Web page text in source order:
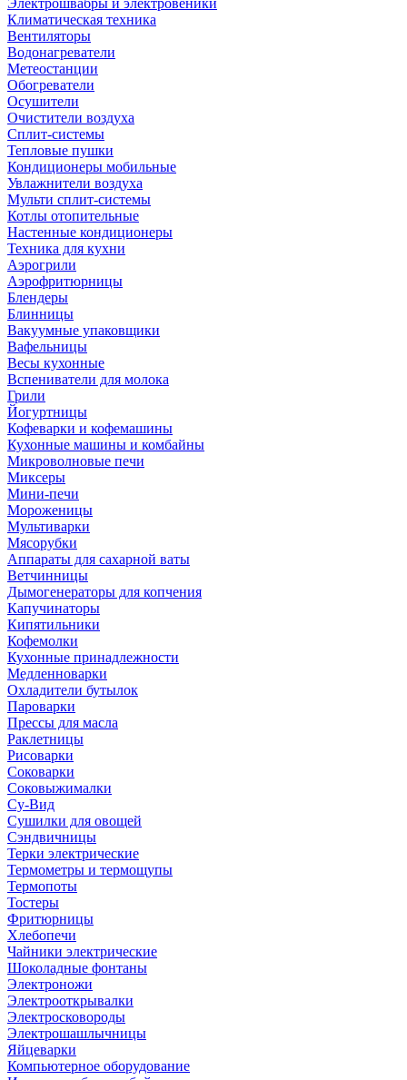
Электрошвабры и электровеники
Климатическая техника
Вентиляторы
Водонагреватели
Метеостанции
Обогреватели
Осушители
Очистители воздуха
Сплит-системы
Тепловые пушки
Кондиционеры мобильные
Увлажнители воздуха
Мульти сплит-системы
Котлы отопительные
Настенные кондиционеры
Техника для кухни
Аэрогрили
Аэрофритюрницы
Блендеры
Блинницы
Вакуумные упаковщики
Вафельницы
Весы кухонные
Вспениватели для молока
Грили
Йогуртницы
Кофеварки и кофемашины
Кухонные машины и комбайны
Микроволновые печи
Миксеры
Мини-печи
Мороженицы
Мультиварки
Мясорубки
Аппараты для сахарной ваты
Ветчинницы
Дымогенераторы для копчения
Капучинаторы
Кипятильники
Кофемолки
Кухонные принадлежности
Медленноварки
Охладители бутылок
Пароварки
Прессы для масла
Раклетницы
Рисоварки
Соковарки
Соковыжималки
Су-Вид
Сушилки для овощей
Сэндвичницы
Терки электрические
Термометры и термощупы
Термопоты
Тостеры
Фритюрницы
Хлебопечи
Чайники электрические
Шоколадные фонтаны
Электроножи
Электрооткрывалки
Электросковороды
Электрошашлычницы
Яйцеварки
Компьютерное оборудование